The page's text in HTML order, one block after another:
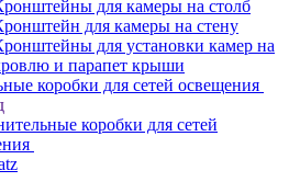
для камеры на столб
для камеры на стену
для установки камер на
и парапет крыши
коробки для сетей освещения
коробки для сетей